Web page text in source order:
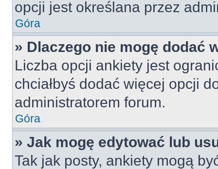
opcji jest określana przez
Góra
» Dlaczego nie mogę dodać
Liczba opcji ankiety jest
chciałbyś dodać więcej opcji
administratorem forum.
Góra
» Jak mogę edytować lub
Tak jak posty, ankiety mogą